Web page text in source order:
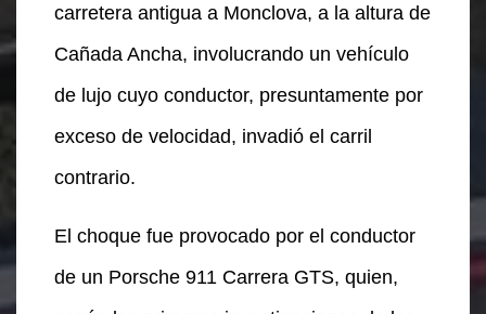
carretera antigua a Monclova, a la altura de
Cañada Ancha, involucrando un vehículo
de lujo cuyo conductor, presuntamente por
exceso de velocidad, invadió el carril
contrario.
El choque fue provocado por el conductor
de un Porsche 911 Carrera GTS, quien,